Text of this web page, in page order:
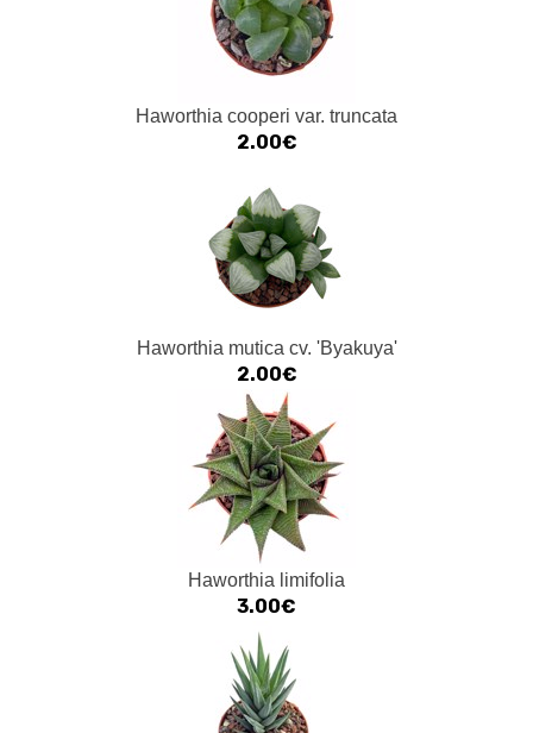
Haworthia cooperi var. truncata
2.00€
Haworthia mutica cv. 'Byakuya'
2.00€
Haworthia limifolia
3.00€